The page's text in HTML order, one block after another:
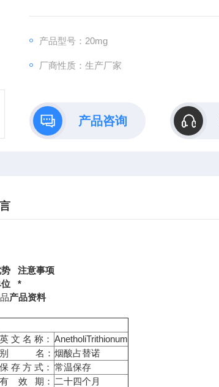
产品型号：20mg
厂商性质：生产厂家
产品咨询
注意事项
*
产品资料
英 文 名 称： AnetholiTrithionum
别 名： 烟酸占替诺
保 存 方 式： 常温保存
有 效 期： 二十四个月